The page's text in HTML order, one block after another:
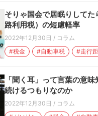
そりゃ国会で居眠りして
路利用税）の短慮軽率
2022年12月30日 / コラム
#税金
#自動車税 #走行
「聞く耳」って言葉の意
続けるつもりなのか
2022年12月30日 / コラム